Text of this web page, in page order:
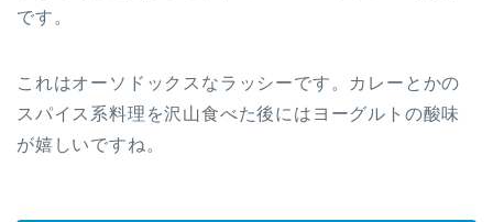
です。
これはオーソドックスなラッシーです。カレーとかの
スパイス系料理を沢山食べた後にはヨーグルトの酸味
が嬉しいですね。